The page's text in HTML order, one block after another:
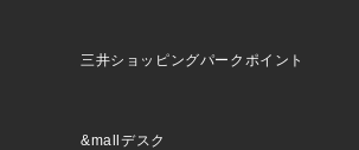
三井ショッピングパークポイント
&mallデスク